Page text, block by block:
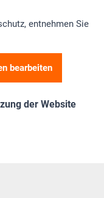
entnehmen Sie
bearbeiten
der Website